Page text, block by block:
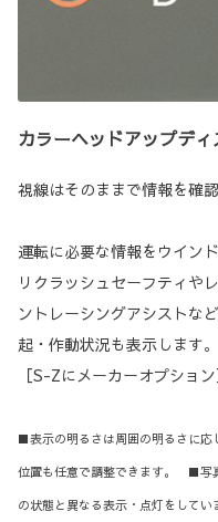
カラーヘッドアップディ
視線はそのままで情報を確認
運転に必要な情報をウイン
リクラッシュセーフティや
ントレーシングアシストな
起・作動状況も表示します。
［S-Zにメーカーオプション
■表示の明るさは周囲の明るさに応
位置も任意で調整できます。 ■写
の状態と異なる表示・点灯をして